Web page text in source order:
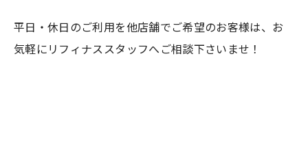
平日・休日のご利用を他店舗でご希望のお客様は、お
気軽にリフィナススタッフへご相談下さいませ！